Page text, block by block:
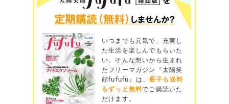
いつまでも元気で、充実し
た生活を楽しんでもらいた
い。そんな想いから生まれ
たフリーマガジン『太陽笑
顔fufufu』は、 冊子も送料
もずっと無料でご購読いた
だけます。